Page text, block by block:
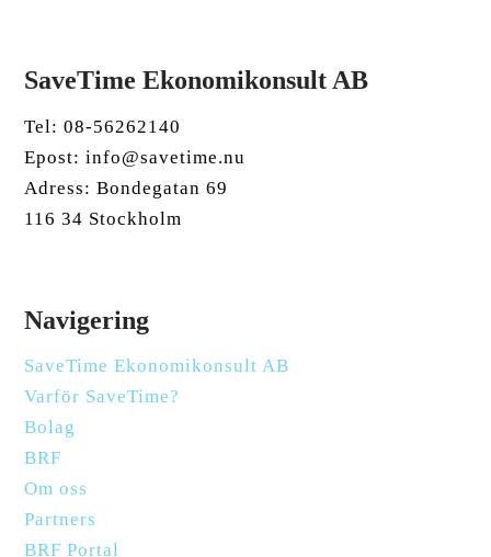
SaveTime Ekonomikonsult AB
Tel: 08-56262140
Epost: info@savetime.nu
Adress: Bondegatan 69
116 34 Stockholm
Navigering
SaveTime Ekonomikonsult AB
Varför SaveTime?
Bolag
BRF
Om oss
Partners
BRF Portal